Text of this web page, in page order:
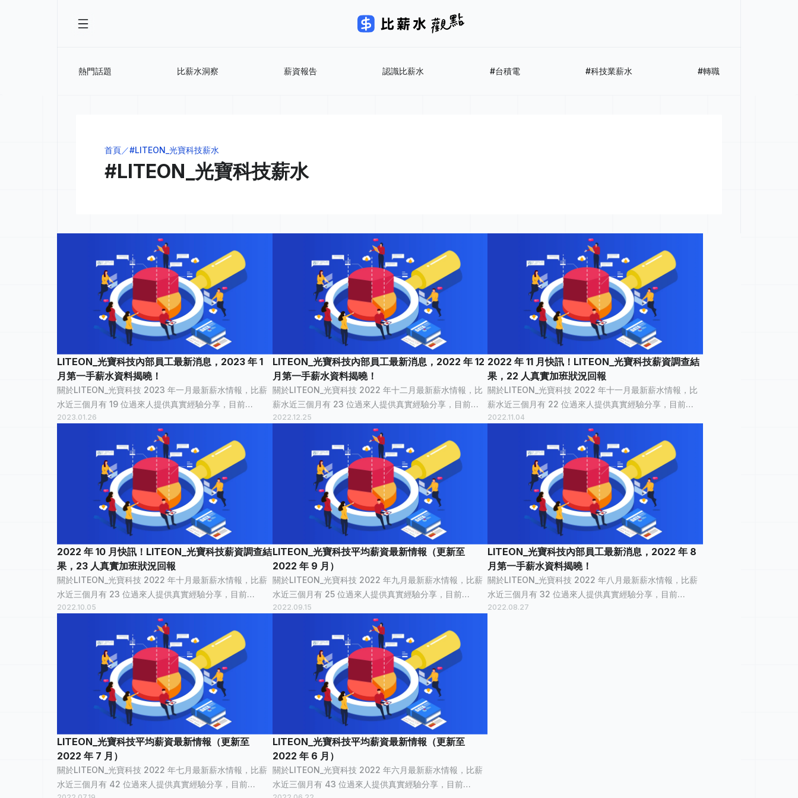
熱門話題 比薪水洞察 薪資報告 認識比薪水 #台積電 #科技業薪水 #轉職
首頁 #LITEON_光寶科技薪水
#LITEON_光寶科技薪水
LITEON_光寶科技內部員工最新消息，2023 年 1
月第一手薪水資料揭曉！
關於LITEON_光寶科技 2023 年一月最新薪水情報，比薪
水近三個月有 19 位過來人提供真實經驗分享，目前
LITEON_光寶科技已累積 581 筆薪資情報 ，已有 15,388
2023.01.26
LITEON_光寶科技內部員工最新消息，2022 年 12
月第一手薪水資料揭曉！
關於LITEON_光寶科技 2022 年十二月最新薪水情報，比
薪水近三個月有 23 位過來人提供真實經驗分享，目前
LITEON_光寶科技已累積 580 筆薪資情報 ，已有 14,887
2022.12.25
2022 年 11 月快訊！LITEON_光寶科技薪資調查結
果，22 人真實加班狀況回報
關於LITEON_光寶科技 2022 年十一月最新薪水情報，比
薪水近三個月有 22 位過來人提供真實經驗分享，目前
LITEON_光寶科技已累積 575 筆薪資情報 ，已有 13,823
2022.11.04
2022 年 10 月快訊！LITEON_光寶科技薪資調查結
果，23 人真實加班狀況回報
關於LITEON_光寶科技 2022 年十月最新薪水情報，比薪
水近三個月有 23 位過來人提供真實經驗分享，目前
LITEON_光寶科技已累積 570 筆薪資情報 ，已有 13,284
2022.10.05
LITEON_光寶科技平均薪資最新情報（更新至
2022 年 9 月）
關於LITEON_光寶科技 2022 年九月最新薪水情報，比薪
水近三個月有 25 位過來人提供真實經驗分享，目前
LITEON_光寶科技已累積 565 筆薪資情報 ，已有 12,862
2022.09.15
LITEON_光寶科技內部員工最新消息，2022 年 8
月第一手薪水資料揭曉！
關於LITEON_光寶科技 2022 年八月最新薪水情報，比薪
水近三個月有 32 位過來人提供真實經驗分享，目前
LITEON_光寶科技已累積 560 筆薪資情報 ，已有 12,518
2022.08.27
LITEON_光寶科技平均薪資最新情報（更新至
2022 年 7 月）
關於LITEON_光寶科技 2022 年七月最新薪水情報，比薪
水近三個月有 42 位過來人提供真實經驗分享，目前
LITEON_光寶科技平均薪資最新情報（更新至
2022 年 6 月）
關於LITEON_光寶科技 2022 年六月最新薪水情報，比薪
水近三個月有 43 位過來人提供真實經驗分享，目前